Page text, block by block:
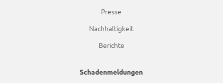
Presse
Nachhaltigkeit
Berichte
Schadenmeldungen